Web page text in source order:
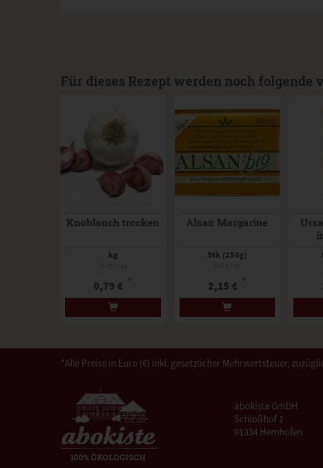
Für dieses Rezept werden noch
Knoblauch trocken
kg
0,79 € *
Alsan Margarine
Stk (250g)
2,15 € *
*Alle Preise in Euro (€) inkl. gesetzlicher Mehrwertsteuer,
abokiste GmbH
Schloßhof 1
91334 Hemhofen